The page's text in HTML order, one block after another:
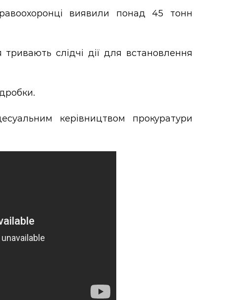
виявили понад 45 тонн
слідчі дії для встановлення
керівництвом прокуратури